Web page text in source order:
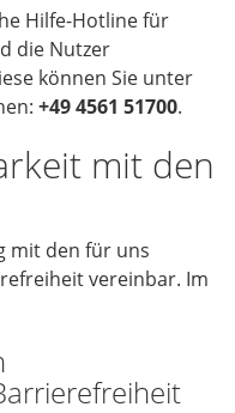
Hilfe-Hotline für
die Nutzer
können Sie unter
+49 4561 51700.
mit den
mit den für uns
vereinbar. Im